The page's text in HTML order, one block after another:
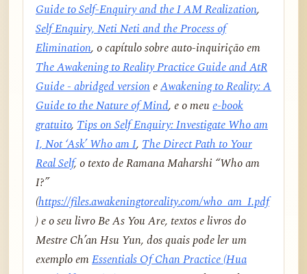
Guide to Self-Enquiry and the I AM Realization,
Self Enquiry, Neti Neti and the Process of
Elimination, o capítulo sobre auto-inquirição em
The Awakening to Reality Practice Guide and AtR
Guide - abridged versioneAwakening to Reality: A
Guide to the Nature of Mind, e o meue-book
gratuito, Tips on Self Enquiry: Investigate Who am
I, Not ‘Ask’ Who am I, The Direct Path to Your
Real Self, o texto de Ramana Maharshi “Who am
I?”
(https://files.awakeningtoreality.com/who_am_I.pdf
) e o seu livroBe As You Are, textos e livros do
Mestre Ch’an Hsu Yun, dos quais pode ler um
exemplo emEssentials Of Chan Practice (Hua